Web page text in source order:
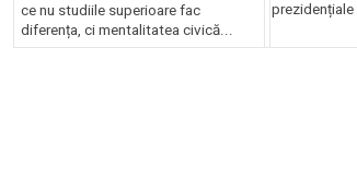
ce nu studiile superioare fac
diferența, ci mentalitatea civică...